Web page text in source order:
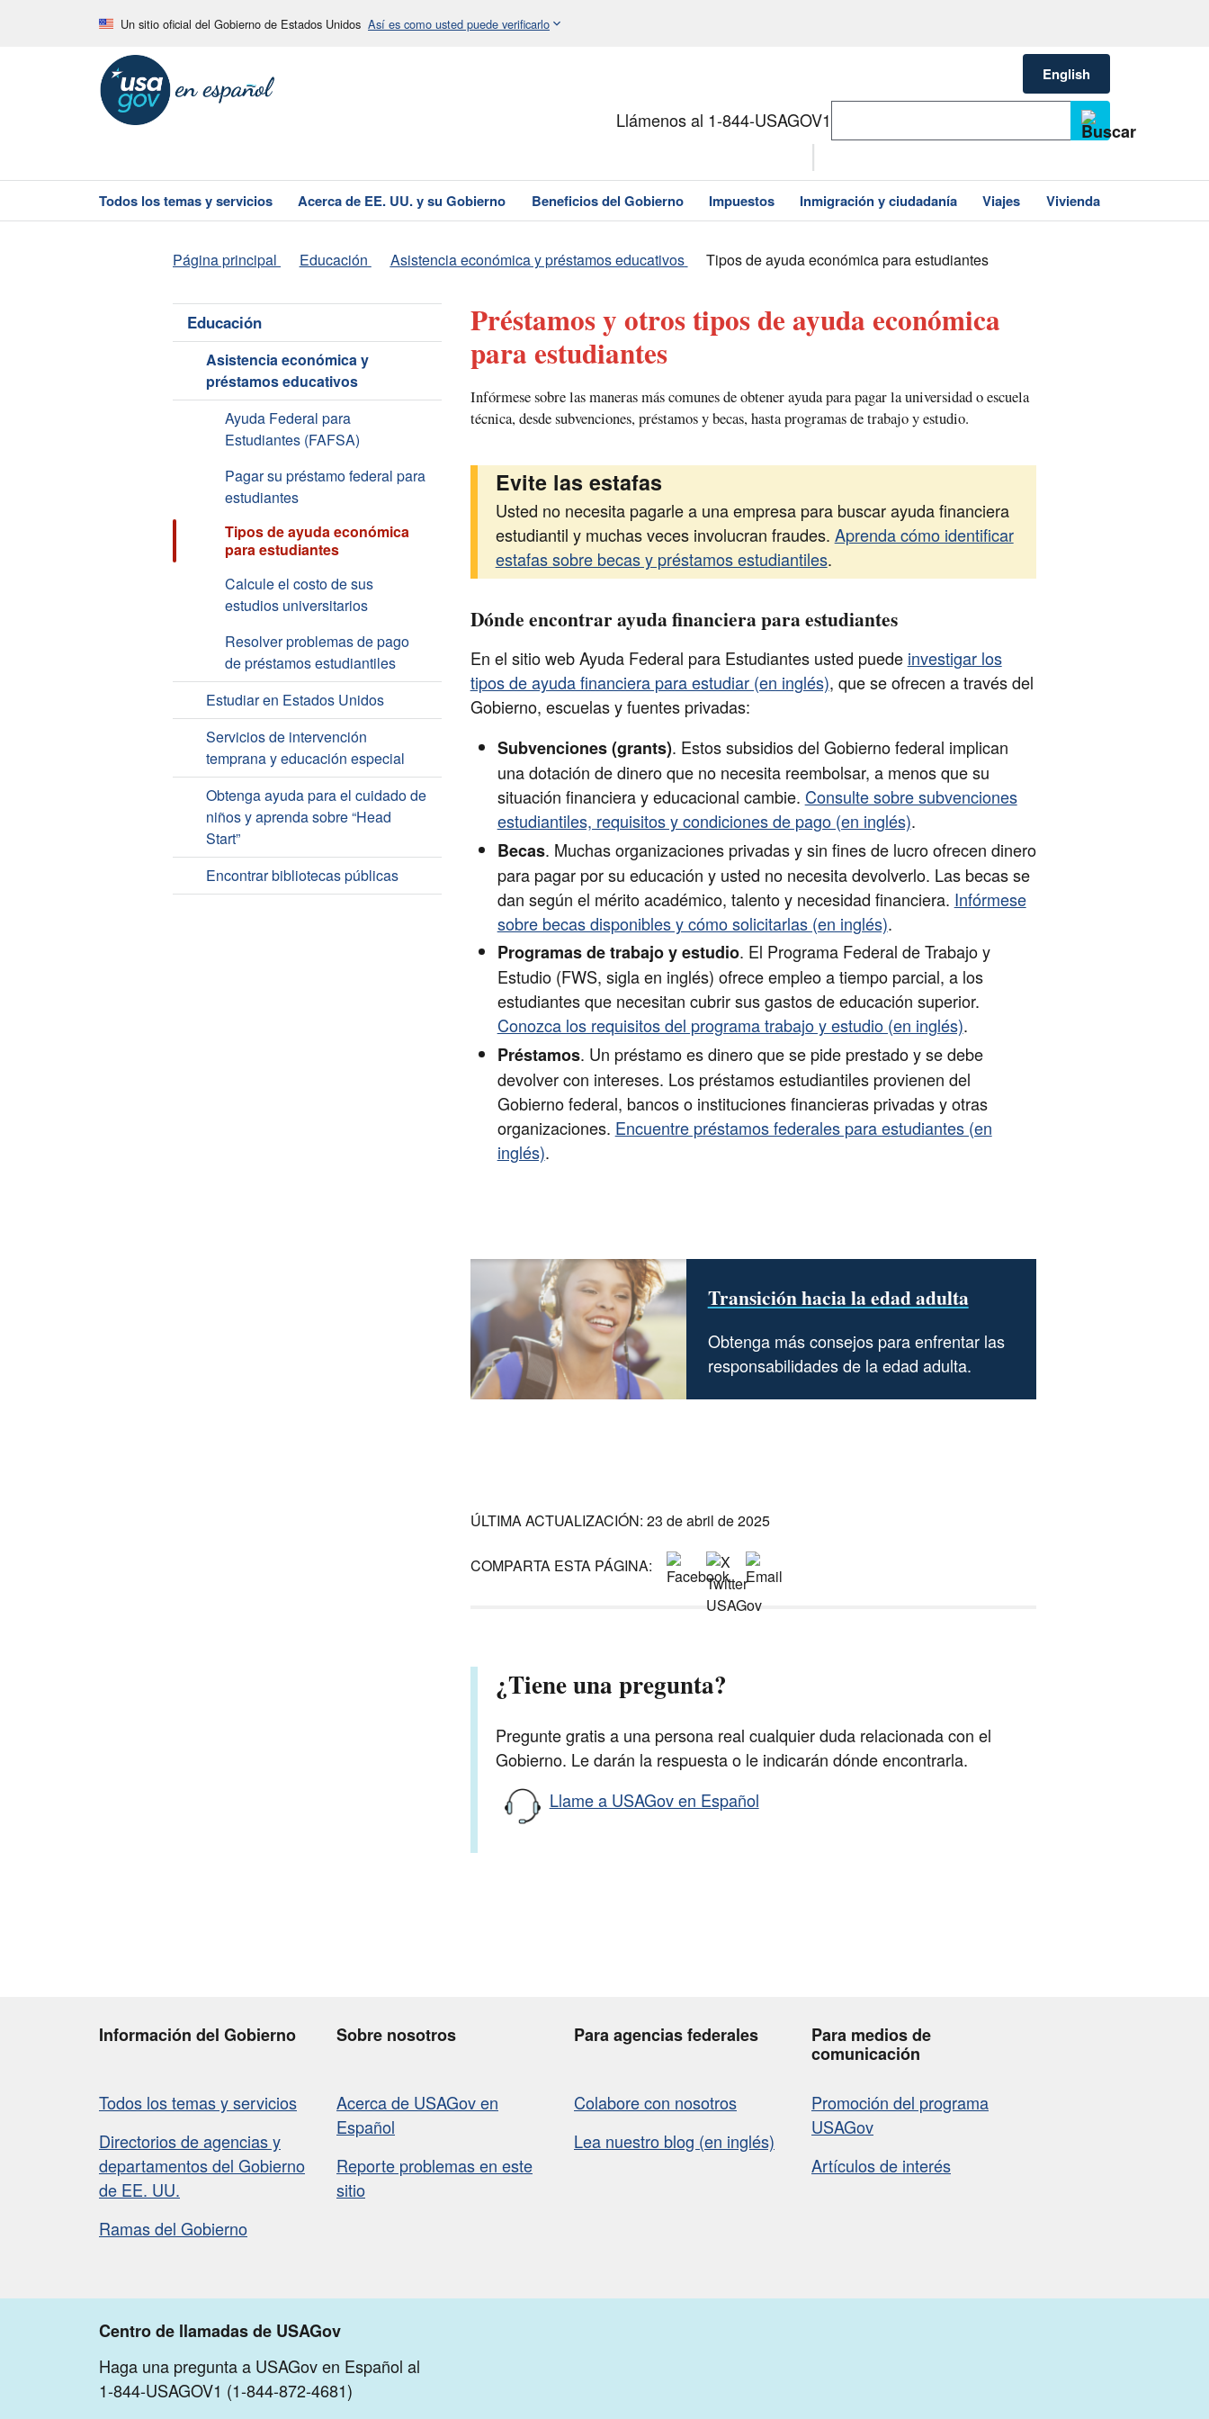
Un sitio oficial del Gobierno de Estados Unidos Así es como usted puede verificarlo
English
Llámenos al 1-844-USAGOV1
Todos los temas y servicios Acerca de EE. UU. y su Gobierno Beneficios del Gobierno Impuestos Inmigración y ciudadanía Viajes Vivienda
Página principal Educación Asistencia económica y préstamos educativos Tipos de ayuda económica para estudiantes
Educación
Asistencia económica y
préstamos educativos
Ayuda Federal para
Estudiantes (FAFSA)
Pagar su préstamo federal para
estudiantes
Tipos de ayuda económica
para estudiantes
Calcule el costo de sus
estudios universitarios
Resolver problemas de pago
de préstamos estudiantiles
Estudiar en Estados Unidos
Servicios de intervención
temprana y educación especial
Obtenga ayuda para el cuidado de
niños y aprenda sobre “Head
Start”
Encontrar bibliotecas públicas
Préstamos y otros tipos de ayuda económica
para estudiantes
Infórmese sobre las maneras más comunes de obtener ayuda para pagar la universidad o escuela
técnica, desde subvenciones, préstamos y becas, hasta programas de trabajo y estudio.
Evite las estafas
Usted no necesita pagarle a una empresa para buscar ayuda financiera
estudiantil y muchas veces involucran fraudes. Aprenda cómo identificar
estafas sobre becas y préstamos estudiantiles.
Dónde encontrar ayuda financiera para estudiantes
En el sitio web Ayuda Federal para Estudiantes usted puede investigar los
tipos de ayuda financiera para estudiar (en inglés), que se ofrecen a través del
Gobierno, escuelas y fuentes privadas:
Subvenciones (grants). Estos subsidios del Gobierno federal implican
una dotación de dinero que no necesita reembolsar, a menos que su
situación financiera y educacional cambie. Consulte sobre subvenciones
estudiantiles, requisitos y condiciones de pago (en inglés).
Becas. Muchas organizaciones privadas y sin fines de lucro ofrecen dinero
para pagar por su educación y usted no necesita devolverlo. Las becas se
dan según el mérito académico, talento y necesidad financiera. Infórmese
sobre becas disponibles y cómo solicitarlas (en inglés).
Programas de trabajo y estudio. El Programa Federal de Trabajo y
Estudio (FWS, sigla en inglés) ofrece empleo a tiempo parcial, a los
estudiantes que necesitan cubrir sus gastos de educación superior.
Conozca los requisitos del programa trabajo y estudio (en inglés).
Préstamos. Un préstamo es dinero que se pide prestado y se debe
devolver con intereses. Los préstamos estudiantiles provienen del
Gobierno federal, bancos o instituciones financieras privadas y otras
organizaciones. Encuentre préstamos federales para estudiantes (en
inglés).
Obtenga más consejos para enfrentar las
responsabilidades de la edad adulta.
Transición hacia la edad adulta
ÚLTIMA ACTUALIZACIÓN: 23 de abril de 2025
COMPARTA ESTA PÁGINA:
¿Tiene una pregunta?
Pregunte gratis a una persona real cualquier duda relacionada con el
Gobierno. Le darán la respuesta o le indicarán dónde encontrarla.
Llame a USAGov en Español
Información del Gobierno
Todos los temas y servicios
Directorios de agencias y
departamentos del Gobierno
de EE. UU.
Ramas del Gobierno
Sobre nosotros
Acerca de USAGov en
Español
Reporte problemas en este
sitio
Para agencias federales
Colabore con nosotros
Lea nuestro blog (en inglés)
Para medios de
comunicación
Promoción del programa
USAGov
Artículos de interés
Centro de llamadas de USAGov
Haga una pregunta a USAGov en Español al
1-844-USAGOV1 (1-844-872-4681)